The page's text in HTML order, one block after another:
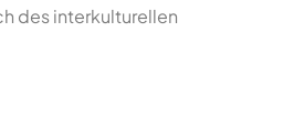
des interkulturellen